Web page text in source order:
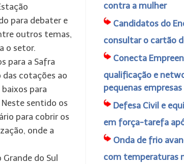
para debater e
outros temas,
o setor.
para a Safra
cotações ao
para
sentido os
para cobrir os
onde a
do Sul
contra a mulher
Candidatos do
consultar o cartão
Conecta
qualificação e
pequenas
Defesa Civil e
em força-tarefa
Onda de frio
com temperaturas